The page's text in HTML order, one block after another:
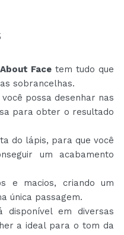
About Face tem tudo que
sobrancelhas.
possa desenhar nas
para obter o resultado
do lápis, para que você
um acabamento
e macios, criando um
única passagem.
disponível em diversas
a ideal para o tom da